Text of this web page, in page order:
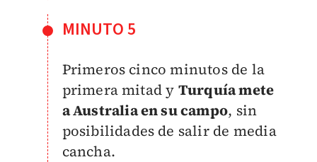
MINUTO 5
Primeros cinco minutos de la
primera mitad y Turquía mete
a Australia en su campo, sin
posibilidades de salir de media
cancha.